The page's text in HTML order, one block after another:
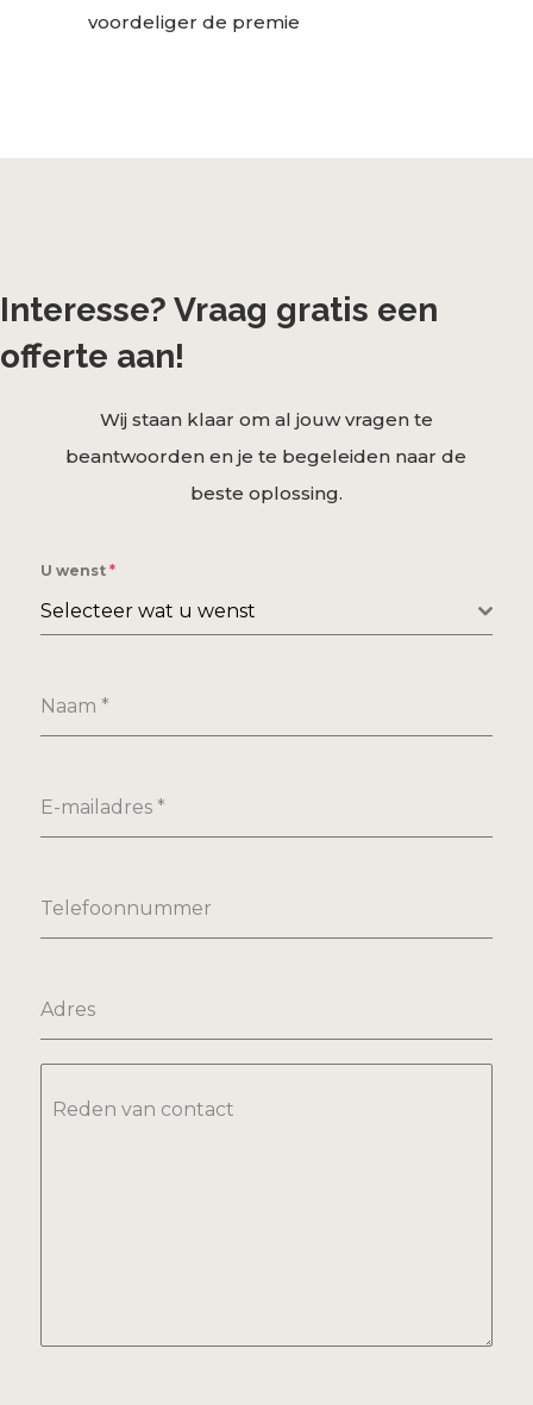
voordeliger de premie
Interesse? Vraag gratis een
offerte aan!
Wij staan klaar om al jouw vragen te
beantwoorden en je te begeleiden naar de
beste oplossing.
U wenst *
Selecteer wat u wenst
Naam *
E-mailadres *
Telefoonnummer
Adres
Reden van contact